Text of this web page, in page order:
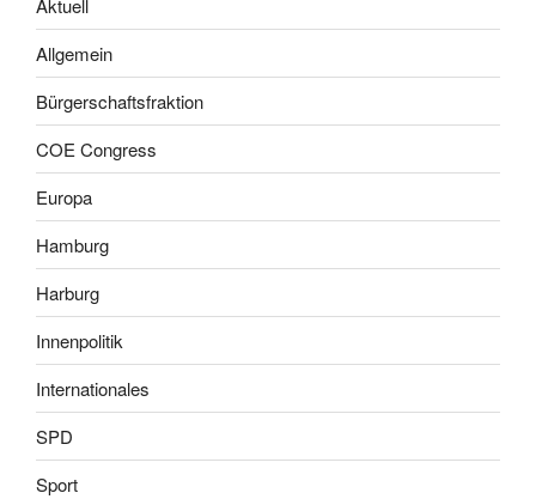
Allgemein
Bürgerschaftsfraktion
COE Congress
Europa
Hamburg
Harburg
Innenpolitik
Internationales
SPD
Sport